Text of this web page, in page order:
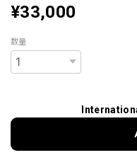
¥33,000
数量